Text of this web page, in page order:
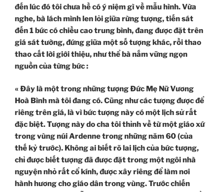
đến lúc đó tôi chưa hề có ý niệm gì về mẫu hình. Vừa
nghe, bà lách mình len lỏi giữa rừng tượng, tiến sát
đến 1 bức có chiều cao trung bình, đang được đặt trên
giá sát tường, đứng giữa một số tượng khác, rồi thao
thao cất lời giới thiệu, như thể bà nắm vững ngọn
nguồn của từng bức :
« Đây là một trong những tượng Đức Mẹ Nữ Vương
Hoà Bình mà tôi đang có. Cũng như các tượng được để
riêng trên giá, là vì bức tượng này có một lịch sử rất
đặc biệt. Tượng này do cha tôi thỉnh về từ một giáo xứ
trong vùng núi Ardenne trong những năm 60 (của
thế kỷ trước). Không ai biết rõ lai lịch của bức tượng,
chỉ được biết tượng đã được đặt trong một ngôi nhà
nguyện nhỏ rất cổ kính, được xây riêng để làm nơi
hành hương cho giáo dân trong vùng. Trước chiến